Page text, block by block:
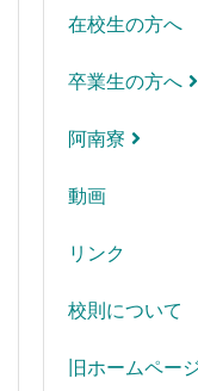
在校生の方へ
卒業生の方へ
阿南寮
動画
リンク
校則について
旧ホームペー